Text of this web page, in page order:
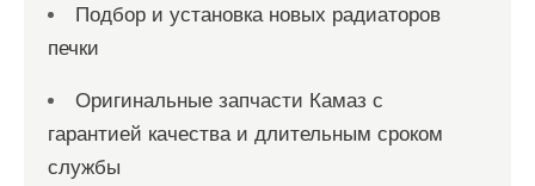
Подбор и установка новых радиаторов
печки
Оригинальные запчасти Камаз с
гарантией качества и длительным сроком
службы